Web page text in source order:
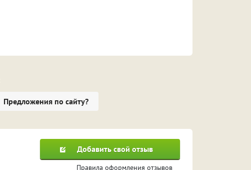
Предложения по сайту?
Добавить свой отзыв
Правила оформления отзывов